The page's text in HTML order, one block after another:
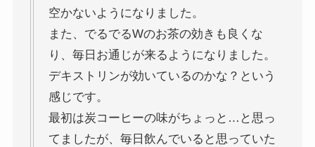
空かないようになりました。
また、でるでるWのお茶の効きも良くな
り、毎日お通じが来るようになりました。
デキストリンが効いているのかな？という
感じです。
最初は炭コーヒーの味がちょっと…と思っ
てましたが、毎日飲んでいると思っていた